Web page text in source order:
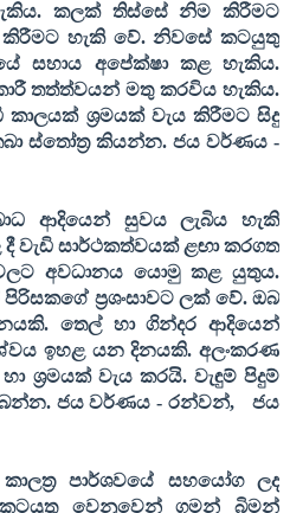
කලක් තිස්සේ නිම කිරීමට
හැකි වේ. නිවසේ කටයුතු
සහාය අපේක්ෂා කළ හැකිය.
තත්ත්වයන් මතු කරවිය හැකිය.
ශ්‍රමයක් වැය කිරීමට සිදු
ස්තෝත්‍ර කියන්න. ජය වර්ණය -
ආදියෙන් සුවය ලැබිය හැකි
වැඩි සාර්ථකත්වයක් ළඟා කරගත
අවධානය යොමු කළ යුතුය.
ප්‍රශංසාවට ලක් වේ. ඔබ
තෙල් හා ගින්දර ආදියෙන්
ඉහළ යන දිනයකි. අලංකරණ
ශ්‍රමයක් වැය කරයි. වැඳුම් පිදුම්
. ජය වර්ණය - රන්වන්,
ජය
පාර්ශවයේ සහයෝග ලද
කටයුතු වෙනුවෙන් ගමන් බිමන්